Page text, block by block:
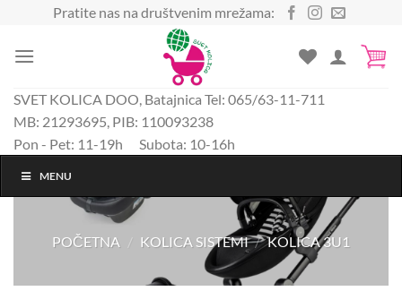
sadržaj
Pratite nas na društvenim mrežama:
SVET KOLICA DOO, Batajnica Tel: 065/63-11-711
MB: 21293695, PIB: 110093238
Pon - Pet: 11-19h Subota: 10-16h
MENU
POČETNA / KOLICA SISTEMI / KOLICA 3U1